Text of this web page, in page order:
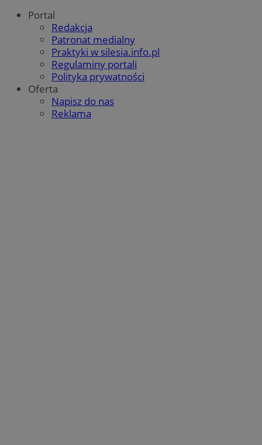
Portal
Redakcja
Patronat medialny
Praktyki w silesia.info.pl
Regulaminy portali
Polityka prywatności
Oferta
Napisz do nas
Reklama